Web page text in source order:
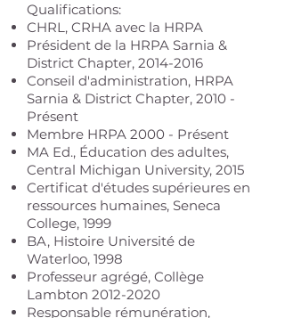
Qualifications:
CHRL, CRHA avec la HRPA
Président de la HRPA Sarnia &
District Chapter, 2014-2016
Conseil d'administration, HRPA
Sarnia & District Chapter, 2010 -
Présent
Membre HRPA 2000 - Présent
MA Ed., Éducation des adultes,
Central Michigan University, 2015
Certificat d'études supérieures en
ressources humaines, Seneca
College, 1999
BA, Histoire Université de
Waterloo, 1998
Professeur agrégé, Collège
Lambton 2012-2020
Responsable rémunération,